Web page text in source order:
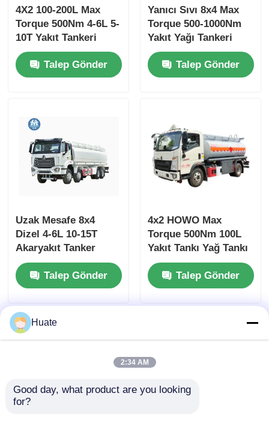
4X2 100-200L Max
Torque 500Nm 4-6L 5-
10T Yakıt Tankeri
Kamyon Nakliye Aracı
Talep Gönder
Yanıcı Sıvı 8x4 Max
Torque 500-1000Nm
Yakıt Yağı Tankeri
Kamyon Nakliye Aracı
Talep Gönder
Uzak Mesafe 8x4
Dizel 4-6L 10-15T
Akaryakıt Tanker
Kamyon Yük Taşıma
Aracı Talep Gönder
4x2 HOWO Max
Torque 500Nm 100L
Yakıt Tankı Yağ Tankı
Yakıt Tankı Kamyon
Taşıma Aracı
Talep Gönder
Huate
2:34 AM
Good day, what product are you looking
for?